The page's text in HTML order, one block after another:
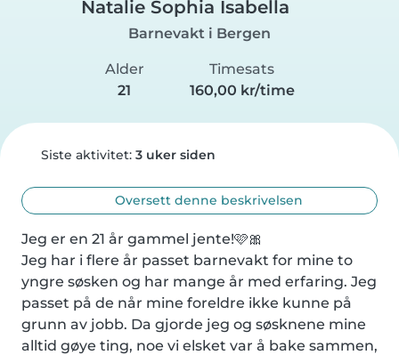
Natalie Sophia Isabella
Barnevakt i Bergen
Alder
21
Timesats
160,00 kr/time
Siste aktivitet: 3 uker siden
Oversett denne beskrivelsen
Jeg er en 21 år gammel jente!🩷🎀
Jeg har i flere år passet barnevakt for mine to
yngre søsken og har mange år med erfaring. Jeg
passet på de når mine foreldre ikke kunne på
grunn av jobb. Da gjorde jeg og søsknene mine
alltid gøye ting, noe vi elsket var å bake sammen,